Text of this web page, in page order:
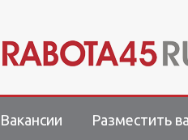
Вакансии Разместить